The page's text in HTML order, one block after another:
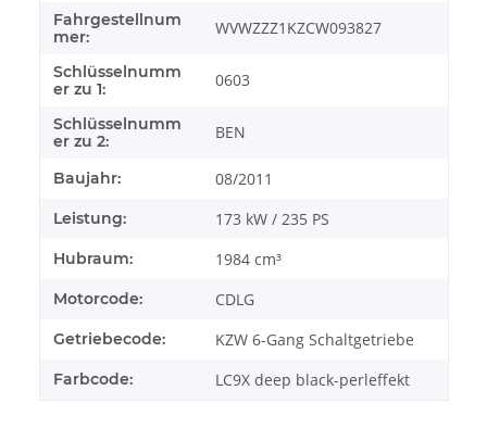
Fahrgestellnum
mer:
WVWZZZ1KZCW093827
Schlüsselnumm
er zu 1:
0603
Schlüsselnumm
er zu 2:
BEN
Baujahr: 08/2011
Leistung: 173 kW / 235 PS
Hubraum: 1984 cm³
Motorcode: CDLG
Getriebecode: KZW 6-Gang Schaltgetriebe
Farbcode: LC9X deep black-perleffekt